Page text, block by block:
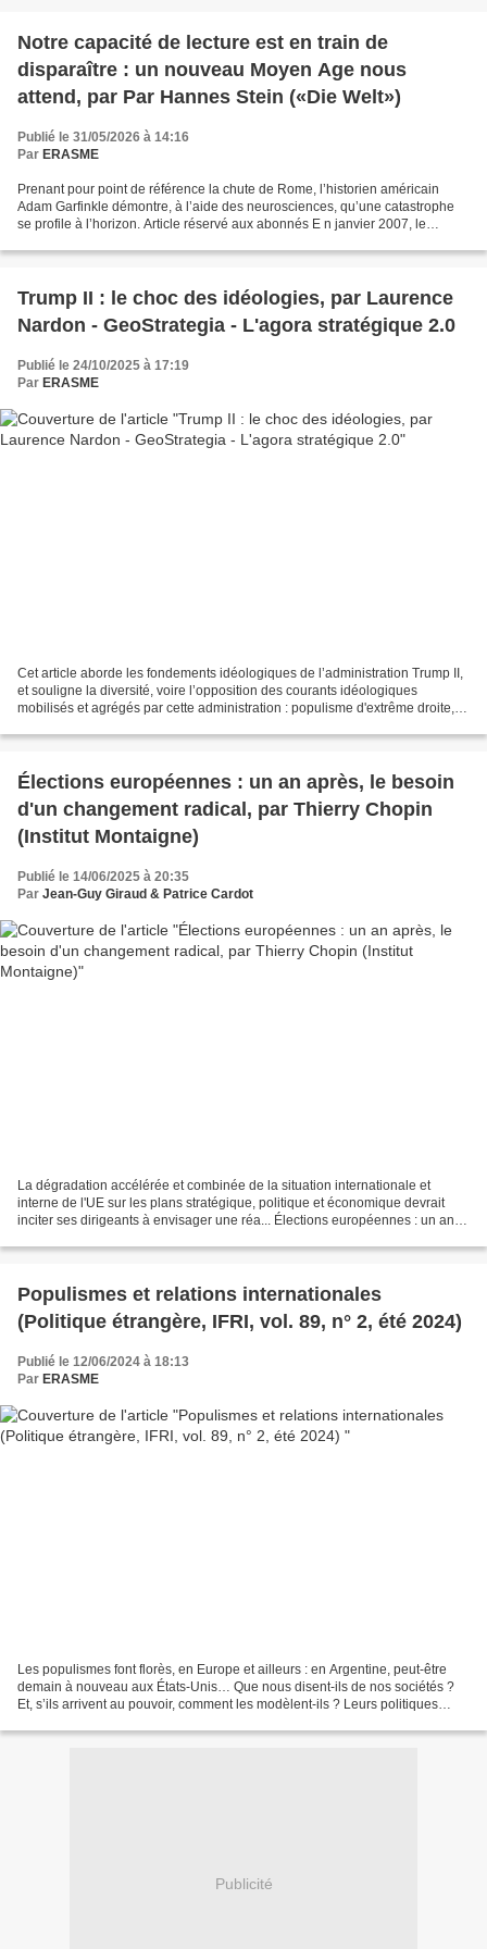
Notre capacité de lecture est en train de
disparaître : un nouveau Moyen Age nous
attend, par Par Hannes Stein («Die Welt»)
Publié le 31/05/2026 à 14:16
Par ERASME
Prenant pour point de référence la chute de Rome, l’historien américain
Adam Garfinkle démontre, à l’aide des neurosciences, qu’une catastrophe
se profile à l’horizon. Article réservé aux abonnés E n janvier 2007, le
Trump II : le choc des idéologies, par Laurence
Nardon - GeoStrategia - L'agora stratégique 2.0
Publié le 24/10/2025 à 17:19
Par ERASME
Cet article aborde les fondements idéologiques de l’administration Trump II,
et souligne la diversité, voire l’opposition des courants idéologiques
mobilisés et agrégés par cette administration : populisme d'extrême droite,
Élections européennes : un an après, le besoin
d'un changement radical, par Thierry Chopin
(Institut Montaigne)
Publié le 14/06/2025 à 20:35
Par Jean-Guy Giraud & Patrice Cardot
La dégradation accélérée et combinée de la situation internationale et
interne de l'UE sur les plans stratégique, politique et économique devrait
inciter ses dirigeants à envisager une réa... Élections européennes : un an
Populismes et relations internationales
(Politique étrangère, IFRI, vol. 89, n° 2, été 2024)
Publié le 12/06/2024 à 18:13
Par ERASME
Les populismes font florès, en Europe et ailleurs : en Argentine, peut-être
demain à nouveau aux États-Unis… Que nous disent-ils de nos sociétés ?
Et, s’ils arrivent au pouvoir, comment les modèlent-ils ? Leurs politiques
Publicité